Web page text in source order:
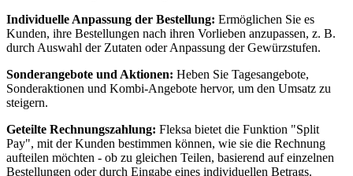
Individuelle Anpassung der Bestellung: Ermöglichen Sie es
Kunden, ihre Bestellungen nach ihren Vorlieben anzupassen, z. B.
durch Auswahl der Zutaten oder Anpassung der Gewürzstufen.
Sonderangebote und Aktionen: Heben Sie Tagesangebote,
Sonderaktionen und Kombi-Angebote hervor, um den Umsatz zu
steigern.
Geteilte Rechnungszahlung: Fleksa bietet die Funktion "Split
Pay", mit der Kunden bestimmen können, wie sie die Rechnung
aufteilen möchten - ob zu gleichen Teilen, basierend auf einzelnen
Bestellungen oder durch Eingabe eines individuellen Betrags.